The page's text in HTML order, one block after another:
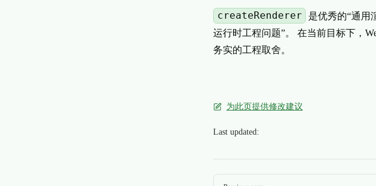
createRenderer
是优秀的“通用
运行时工程问题”。 在当前目标下，
务实的工程取舍。
为此页提供修改建议
Last updated:
Pager